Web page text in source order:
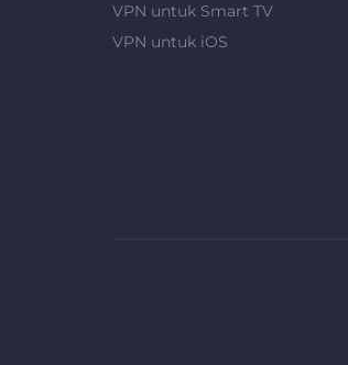
VPN untuk Smart TV
VPN untuk iOS